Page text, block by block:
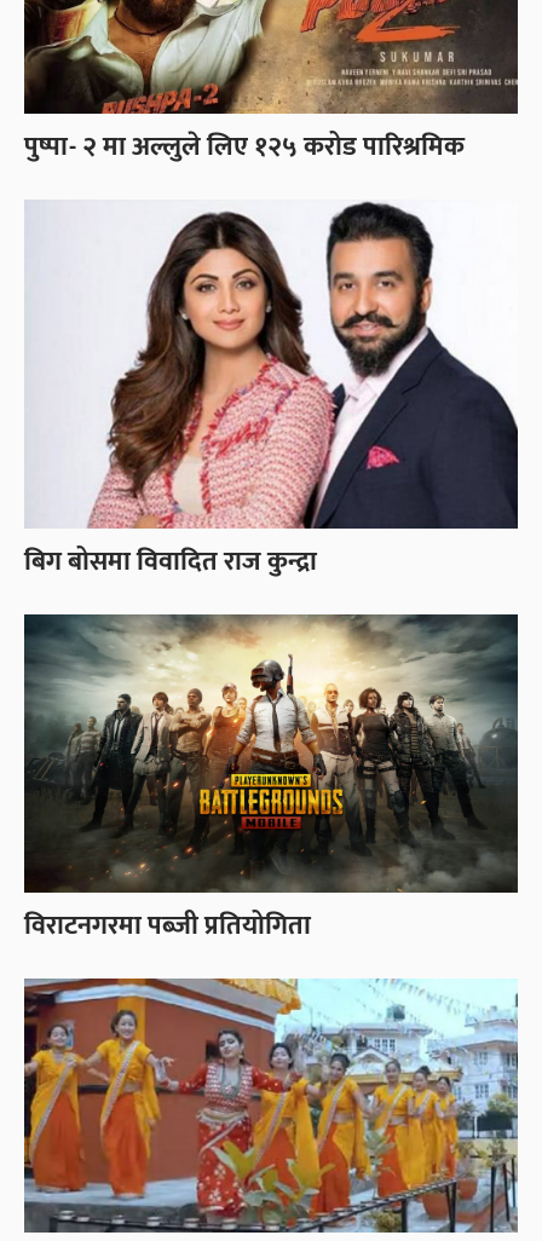
पुष्पा- २ मा अल्लुले लिए १२५ करोड पारिश्रमिक
बिग बोसमा विवादित राज कुन्द्रा
विराटनगरमा पब्जी प्रतियोगिता